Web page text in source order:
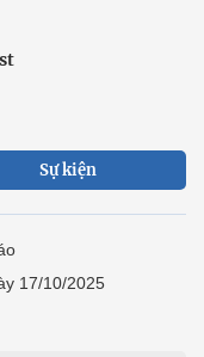
Sự kiện
17/10/2025